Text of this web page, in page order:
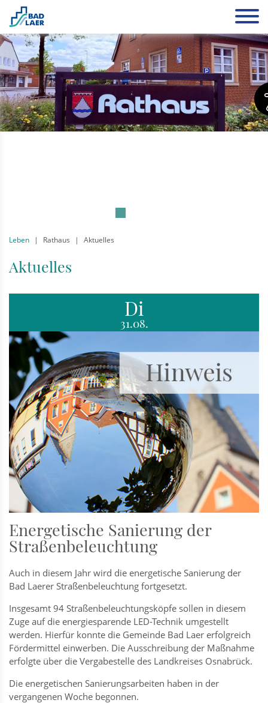
Leben Rathaus Aktuelles
Aktuelles
Di
31.08.
Energetische Sanierung der
Straßenbeleuchtung
Auch in diesem Jahr wird die energetische Sanierung der
Bad Laerer Straßenbeleuchtung fortgesetzt.
Insgesamt 94 Straßenbeleuchtungsköpfe sollen in diesem
Zuge auf die energiesparende LED-Technik umgestellt
werden. Hierfür konnte die Gemeinde Bad Laer erfolgreich
Fördermittel einwerben. Die Ausschreibung der Maßnahme
erfolgte über die Vergabestelle des Landkreises Osnabrück.
Die energetischen Sanierungsarbeiten haben in der
vergangenen Woche begonnen.